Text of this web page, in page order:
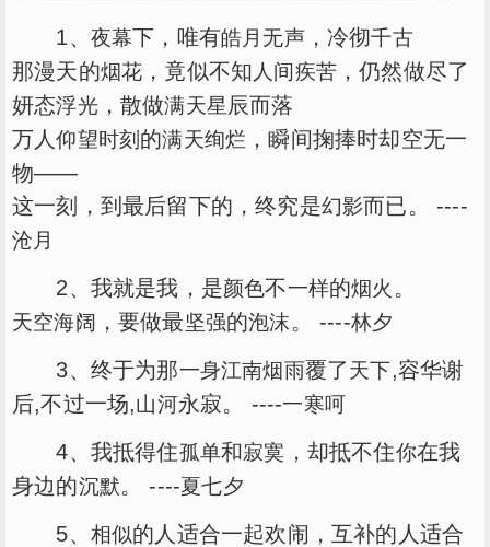
1、 夜幕下，唯有皓月 无声，冷彻千古
那漫天的烟花 ，竟似不知 人间疾苦 ，仍然做尽了
妍态浮光，散做满天星辰而落
万人仰望时刻 的满天绚烂 ，瞬间掬捧时却空无一
物——
这一刻，到最后留下的，终究是幻影而已。 ----
沧月
2、我就是我，是颜色不一样的烟火 。
天空海阔 ，要做最坚强的泡沫。 ----林夕
3、终于为那一身江南烟雨覆了天下,容华谢
后,不过一场,山河永寂。 ----一寒呵
4、我抵得住孤单和寂寞 ，却抵不住你在我
身边的沉默。 ----夏七夕
5、 相似的人适合一起欢闹，互补的人适合